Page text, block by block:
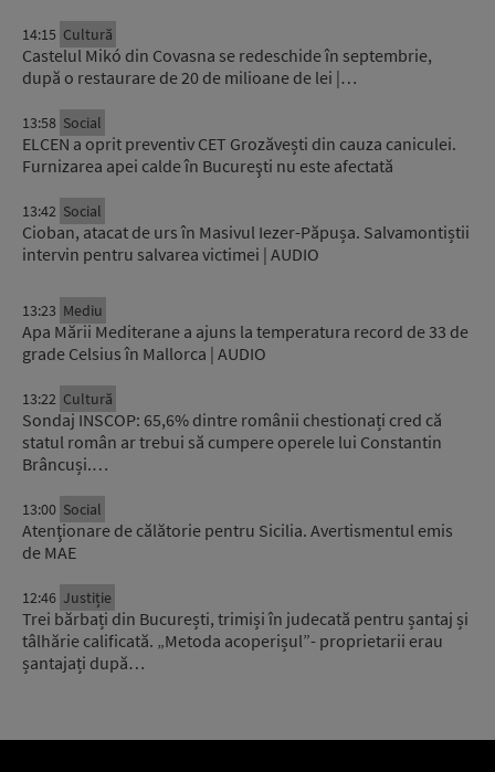
14:15 Cultură
Castelul Mikó din Covasna se redeschide în septembrie,
după o restaurare de 20 de milioane de lei |…
13:58 Social
ELCEN a oprit preventiv CET Grozăvești din cauza caniculei.
Furnizarea apei calde în Bucureşti nu este afectată
13:42 Social
Cioban, atacat de urs în Masivul Iezer-Păpușa. Salvamontiștii
intervin pentru salvarea victimei | AUDIO
13:23 Mediu
Apa Mării Mediterane a ajuns la temperatura record de 33 de
grade Celsius în Mallorca | AUDIO
13:22 Cultură
Sondaj INSCOP: 65,6% dintre românii chestionați cred că
statul român ar trebui să cumpere operele lui Constantin
Brâncuși.…
13:00 Social
Atenţionare de călătorie pentru Sicilia. Avertismentul emis
de MAE
12:46 Justiție
Trei bărbați din București, trimiși în judecată pentru șantaj și
tâlhărie calificată. „Metoda acoperișul”- proprietarii erau
șantajați după…